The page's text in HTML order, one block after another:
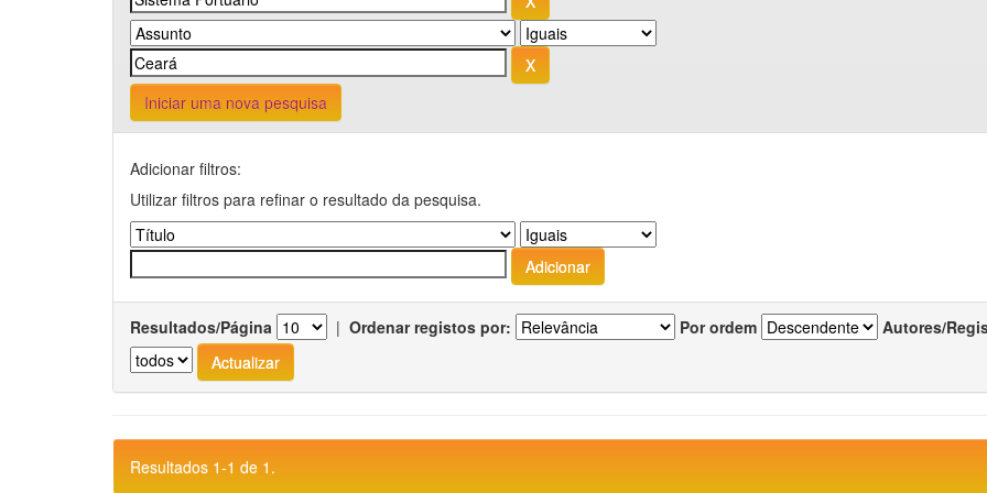
Iniciar uma nova pesquisa
Adicionar filtros:
Utilizar filtros para refinar o resultado da pesquisa.
Resultados/Página | Ordenar registos por: Por ordem Autores/
Resultados 1-1 de 1.